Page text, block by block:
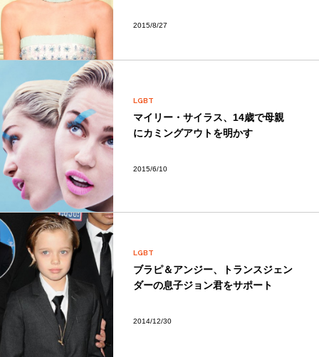
2015/8/27
LGBT
マイリー・サイラス、14歳で母親
にカミングアウトを明かす
2015/6/10
LGBT
ブラピ＆アンジー、トランスジェン
ダーの息子ジョン君をサポート
2014/12/30